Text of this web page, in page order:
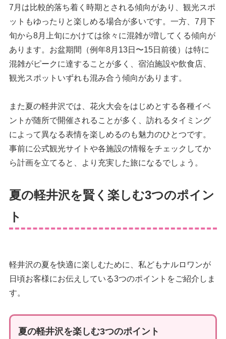
7月は比較的落ち着く時期とされる傾向があり、観光スポ
ットもゆったりと楽しめる場合が多いです。一方、7月下
旬から8月上旬にかけては徐々に混雑が増してくる傾向が
あります。お盆期間（例年8月13日〜15日前後）は特に
混雑がピークに達することが多く、宿泊施設や飲食店、
観光スポットいずれも混み合う傾向があります。
また夏の軽井沢では、花火大会をはじめとする各種イベ
ントが随所で開催されることが多く、訪れるタイミング
によって異なる表情を楽しめるのも魅力のひとつです。
事前に公式観光サイトや各施設の情報をチェックしてか
ら計画を立てると、より充実した旅になるでしょう。
夏の軽井沢を賢く楽しむ3つのポイン
ト
軽井沢の夏を快適に楽しむために、私どもナルロワンが
日頃お客様にお伝えしている3つのポイントをご紹介しま
す。
夏の軽井沢を楽しむ3つのポイント